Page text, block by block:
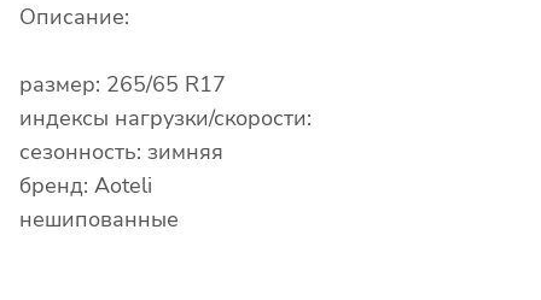
Описание:
размер: 265/65 R17
индексы нагрузки/скорости:
сезонность: зимняя
бренд: Aoteli
нешипованные